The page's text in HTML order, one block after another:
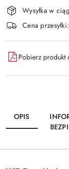
i
dostawa
Wysyłka w
Cena przesyłki:
Pobierz produkt
OPIS